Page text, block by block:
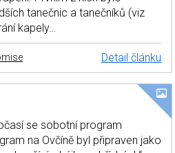
tanečnic a tanečníků (viz
kapely…
Detail článku
se sobotní program
na Ovčíně byl připraven jako